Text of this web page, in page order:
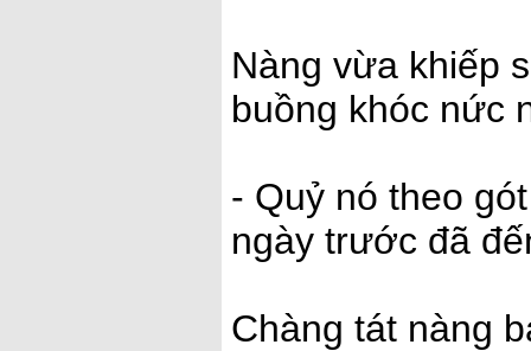
Nàng vừa khiếp
buồng khóc nức
- Quỷ nó theo
ngày trước đã
Chàng tát nàng